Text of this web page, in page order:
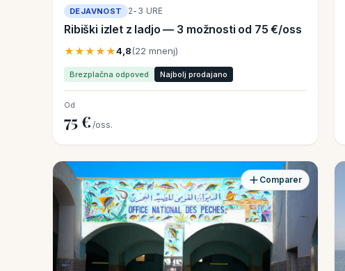
DEJAVNOST 2-3 URE
Ribiški izlet z ladjo — 3 možnosti od 75 €/oss
★★★★★4,8(22 mnenj)
Brezplačna odpoved Najbolj prodajano
Od
75 € /oss.
Comparer